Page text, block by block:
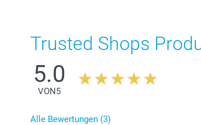
Trusted Shops
5.0
VON5
Alle Bewertungen (3)